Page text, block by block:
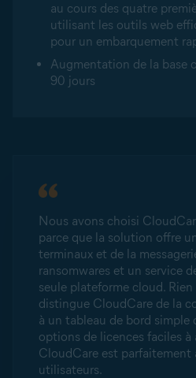
au cours des quatre
utilisant les outils web
pour un embarquement
Augmentation de la base
90 jours
Nous avons choisi
parce que la solution offre
terminaux et de la
ransomwares et un service
seule plateforme cloud.
distingue CloudCare de la
à un tableau de bord
options de licences faciles
CloudCare est parfaitement
utilisateurs.